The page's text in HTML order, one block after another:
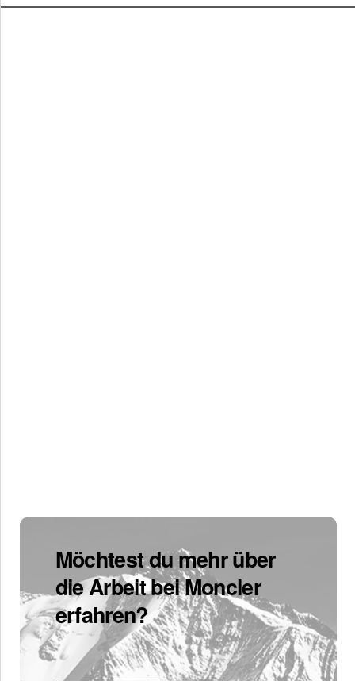
Möchtest du mehr über
die Arbeit bei Moncler
erfahren?